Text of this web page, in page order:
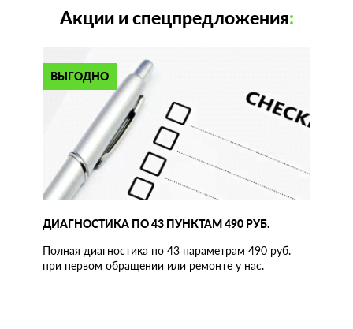
Акции и спецпредложения:
ВЫГОДНО
ДИАГНОСТИКА ПО 43 ПУНКТАМ 490 РУБ.
Полная диагностика по 43 параметрам 490 руб.
при первом обращении или ремонте у нас.